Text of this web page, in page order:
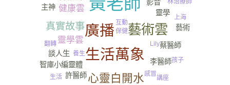
廣播
生活萬象
藝術雲
心靈白開水
真實故事
健康雲
靈學雲
李醫師
靈體
靈學
蔡醫師
主神
影音
談人生
藝術
許醫師
智庫小編
林治療師
養生
保健
上海
Lily
翻轉
講座
生活
互動
孩子
感冒